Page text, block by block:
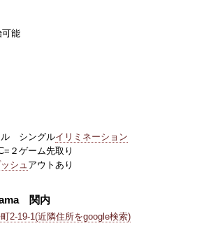
可能
シングルイリミネーション
２ゲーム先取り
シュ アウトあり
関内
2-19-1(近隣住所をgoogle検索)